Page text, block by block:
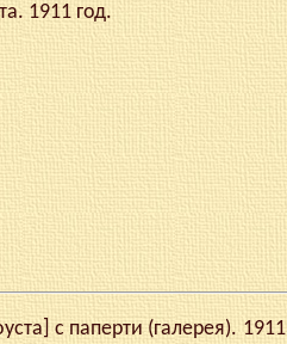
1911 год.
с паперти (галерея). 1911